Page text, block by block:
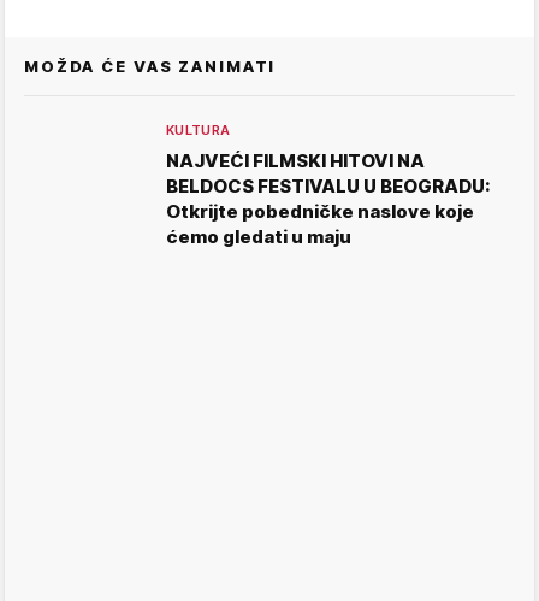
MOŽDA ĆE VAS ZANIMATI
KULTURA
NAJVEĆI FILMSKI HITOVI NA
BELDOCS FESTIVALU U BEOGRADU:
Otkrijte pobedničke naslove koje
ćemo gledati u maju